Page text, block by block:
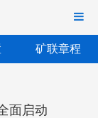
矿联章程
面启动